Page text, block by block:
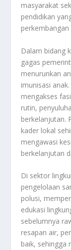
masyarakat
pendidikan
perkembangan
Dalam bidang
gagas
menurunkan
imunisasi
mengakses
rutin,
berkelanjutan.
kader lokal
mengawasi
berkelanjutan
Di sektor
pengelolaan
polusi,
edukasi
sebelumnya
resapan air,
baik, sehingga